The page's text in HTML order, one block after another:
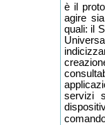
è il
agire
quali: il
servizi